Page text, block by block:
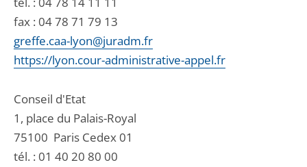
fax : 04 78 71 79 13
greffe.caa-lyon@juradm.fr
https://lyon.cour-administrative-appel.fr
Conseil d'Etat
1, place du Palais-Royal
75100 Paris Cedex 01
tél. : 01 40 20 80 00